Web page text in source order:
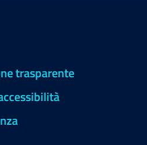
trasparente